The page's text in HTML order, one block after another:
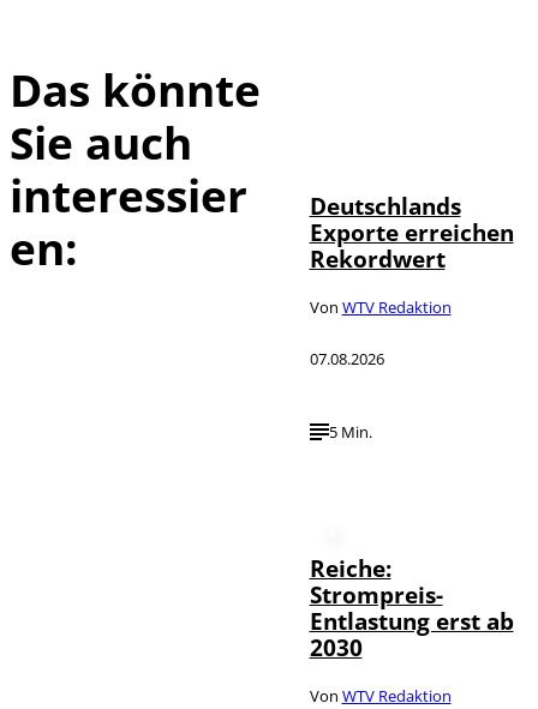
Das könnte
Sie auch
interessier
en:
Deutschlands
Exporte erreichen
Rekordwert
Von WTV Redaktion
07.08.2026
5 Min.
Reiche:
Strompreis-
Entlastung erst ab
2030
Von WTV Redaktion